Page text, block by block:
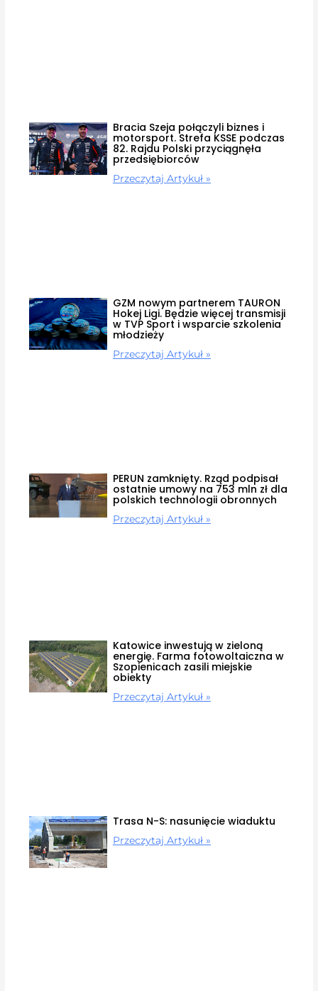
Bracia Szeja połączyli biznes i
motorsport. Strefa KSSE podczas
82. Rajdu Polski przyciągnęła
przedsiębiorców
Przeczytaj Artykuł »
GZM nowym partnerem TAURON
Hokej Ligi. Będzie więcej transmisji
w TVP Sport i wsparcie szkolenia
młodzieży
Przeczytaj Artykuł »
PERUN zamknięty. Rząd podpisał
ostatnie umowy na 753 mln zł dla
polskich technologii obronnych
Przeczytaj Artykuł »
Katowice inwestują w zieloną
energię. Farma fotowoltaiczna w
Szopienicach zasili miejskie
obiekty
Przeczytaj Artykuł »
Trasa N-S: nasunięcie wiaduktu
Przeczytaj Artykuł »